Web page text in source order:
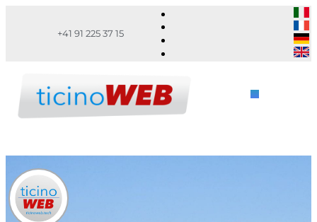
+41 91 225 37 15